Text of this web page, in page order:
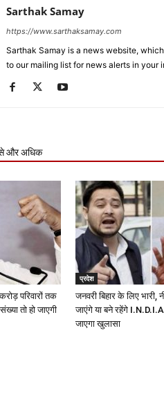
Sarthak Samay
https://www.sarthaksamay.com
Sarthak Samay is a news website,
to our mailing list for news alerts in your
और अधिक
परिवारों तक
तो हो जाएगी
प्रदेश
जनवरी बिहार के लिए भारी,
जाएंगे या बने रहेंगे I.N.D.I.A
जाएगा खुलासा